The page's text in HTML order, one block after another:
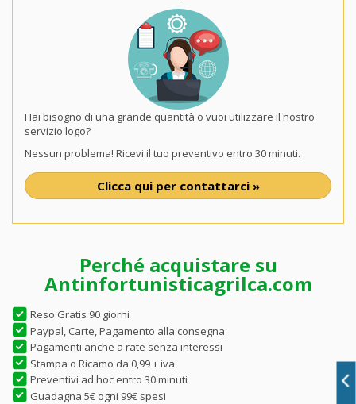
Hai bisogno di una grande quantità o vuoi utilizzare il nostro
servizio logo?
Nessun problema! Ricevi il tuo preventivo entro 30 minuti.
Clicca qui per contattarci »
Perché acquistare su
Antinfortunisticagrilca.com
Reso Gratis 90 giorni
Paypal, Carte, Pagamento alla consegna
Pagamenti anche a rate senza interessi
Stampa o Ricamo da 0,99 + iva
Preventivi ad hoc entro 30 minuti
Guadagna 5€ ogni 99€ spesi